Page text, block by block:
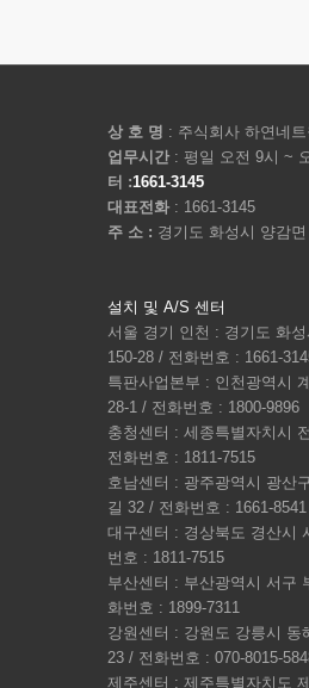
상 호 명 : 주식회사 하연네트
업무시간 : 평일 오전 9시 ~
터 :1661-3145
대표전화 : 1661-3145
주 소 : 경기도 화성시 양감
설치 및 A/S 센터
서울 경기 인천 : 경기도 화
150-28 / 전화번호 : 1661-
특판사업본부 : 인천광역시
28-1 / 전화번호 : 1800-9896
충청센터 : 세종특별자치시
전화번호 : 1811-7515
호남센터 : 광주광역시 광산
길 32 / 전화번호 : 1661-8541
대구센터 : 경상북도 경산시
번호 : 1811-7515
부산센터 : 부산광역시 서구
화번호 : 1899-7311
강원센터 : 강원도 강릉시 동
23 / 전화번호 : 070-8015-
제주센터 : 제주특별자치도